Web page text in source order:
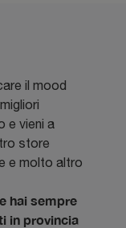
il mood
e vieni a
store
e molto altro
hai sempre
in provincia